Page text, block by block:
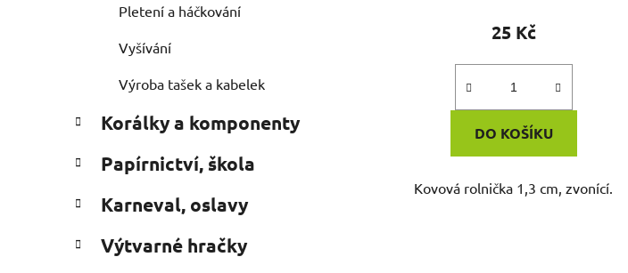
Pletení a háčkování
Vyšívání
Výroba tašek a kabelek
Korálky a komponenty
Papírnictví, škola
Karneval, oslavy
Výtvarné hračky
25 Kč
DO KOŠÍKU
Kovová rolnička 1,3 cm, zvonící.